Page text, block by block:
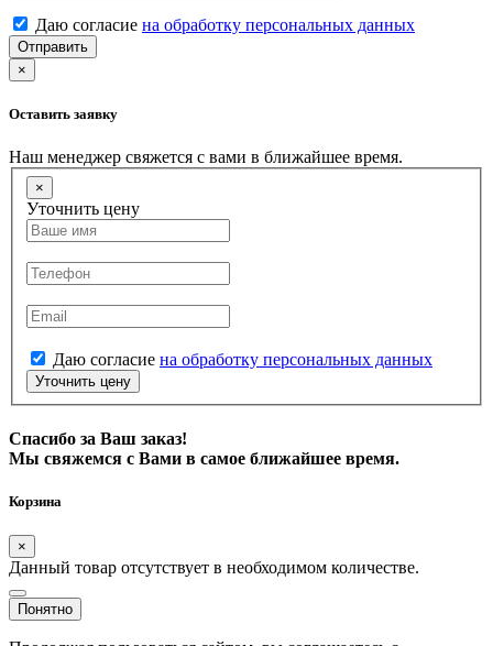
Даю согласие на обработку персональных данных
Отправить
×
Оставить заявку
Наш менеджер свяжется с вами в ближайшее время.
×
Уточнить цену
Даю согласие на обработку персональных данных
Уточнить цену
Спасибо за Ваш заказ!
Мы свяжемся с Вами в самое ближайшее время.
Корзина
×
Данный товар отсутствует в необходимом количестве.
Понятно